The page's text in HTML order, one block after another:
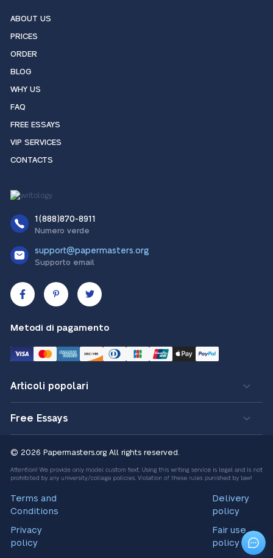
ABOUT US
PRICES
ORDER
BLOG
WHY US
FAQ
FREE ESSAYS
VIP SERVICES
CONTACTS
1(888)870-8911
Numero verde
support@papermasters.org
Supporto email
Metodi di pagamento
Articoli popolari
Free Essays
© 2026 Papermasters.org All rights reserved.
Terms and
Conditions
Privacy
policy
Delivery
policy
Fair use
policy